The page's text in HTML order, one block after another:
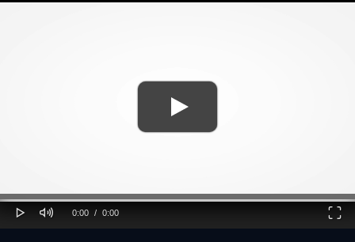
Play Mute
Current
0:00 /
Duration
0:00
Fullscreen